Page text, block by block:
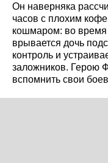
Он наверняка
часов с плохим
кошмаром: во время
врывается дочь
контроль и
заложников. Герою
вспомнить свои